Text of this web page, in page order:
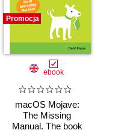
Promocja
ebook
macOS Mojave:
The Missing
Manual. The book